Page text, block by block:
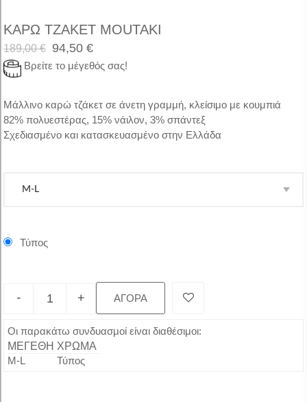
ΚΑΡΩ ΤΖΑΚΕΤ MOUTAKI
189,00 € 94,50 €
Βρείτε το μέγεθός σας!
Μάλλινο καρώ τζάκετ σε άνετη γραμμή, κλείσιμο με κουμπιά
82% πολυεστέρας, 15% νάιλον, 3% σπάντεξ
Σχεδιασμένο και κατασκευασμένο στην Ελλάδα
Τύπος
- + ΑΓΟΡΑ
Οι παρακάτω συνδυασμοί είναι διαθέσιμοι:
ΜΕΓΕΘΗ ΧΡΩΜΑ
M-L
Τύπος